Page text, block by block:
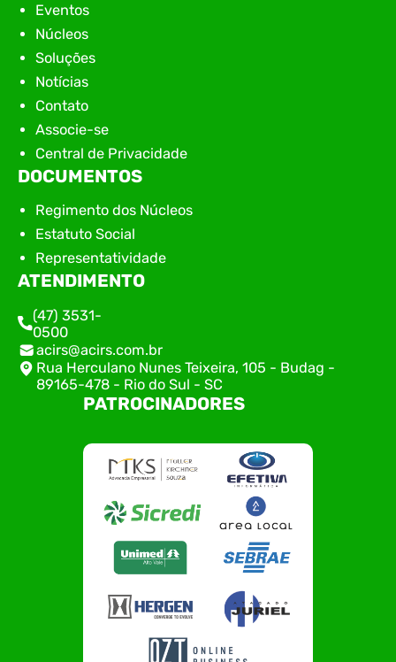
Eventos
Núcleos
Soluções
Notícias
Contato
Associe-se
Central de Privacidade
DOCUMENTOS
Regimento dos Núcleos
Estatuto Social
Representatividade
ATENDIMENTO
(47) 3531-
0500
acirs@acirs.com.br
Rua Herculano Nunes Teixeira, 105 - Budag -
89165-478 - Rio do Sul - SC
PATROCINADORES